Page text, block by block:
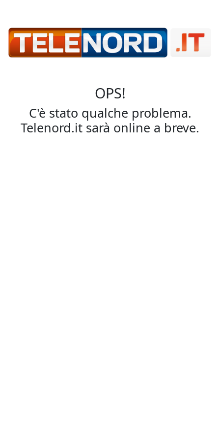
OPS!
C'è stato qualche problema.
Telenord.it sarà online a breve.